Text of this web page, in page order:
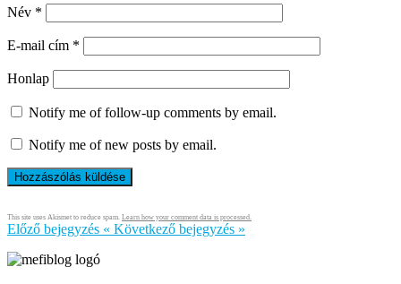
Név *
E-mail cím *
Honlap
Notify me of follow-up comments by email.
Notify me of new posts by email.
This site uses Akismet to reduce spam. Learn how your comment data is processed.
Előző bejegyzés « Következő bejegyzés »